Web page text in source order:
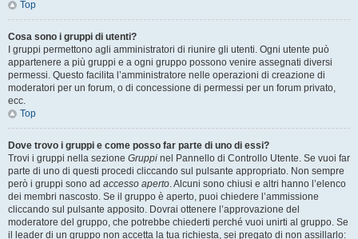
Top
Cosa sono i gruppi di utenti?
I gruppi permettono agli amministratori di riunire gli utenti. Ogni utente può
appartenere a più gruppi e a ogni gruppo possono venire assegnati diversi
permessi. Questo facilita l’amministratore nelle operazioni di creazione di
moderatori per un forum, o di concessione di permessi per un forum privato,
ecc.
Top
Dove trovo i gruppi e come posso far parte di uno di essi?
Trovi i gruppi nella sezione Gruppi nel Pannello di Controllo Utente. Se vuoi far
parte di uno di questi procedi cliccando sul pulsante appropriato. Non sempre
però i gruppi sono ad accesso aperto. Alcuni sono chiusi e altri hanno l’elenco
dei membri nascosto. Se il gruppo è aperto, puoi chiedere l’ammissione
cliccando sul pulsante apposito. Dovrai ottenere l’approvazione del
moderatore del gruppo, che potrebbe chiederti perché vuoi unirti al gruppo. Se
il leader di un gruppo non accetta la tua richiesta, sei pregato di non assillarlo: